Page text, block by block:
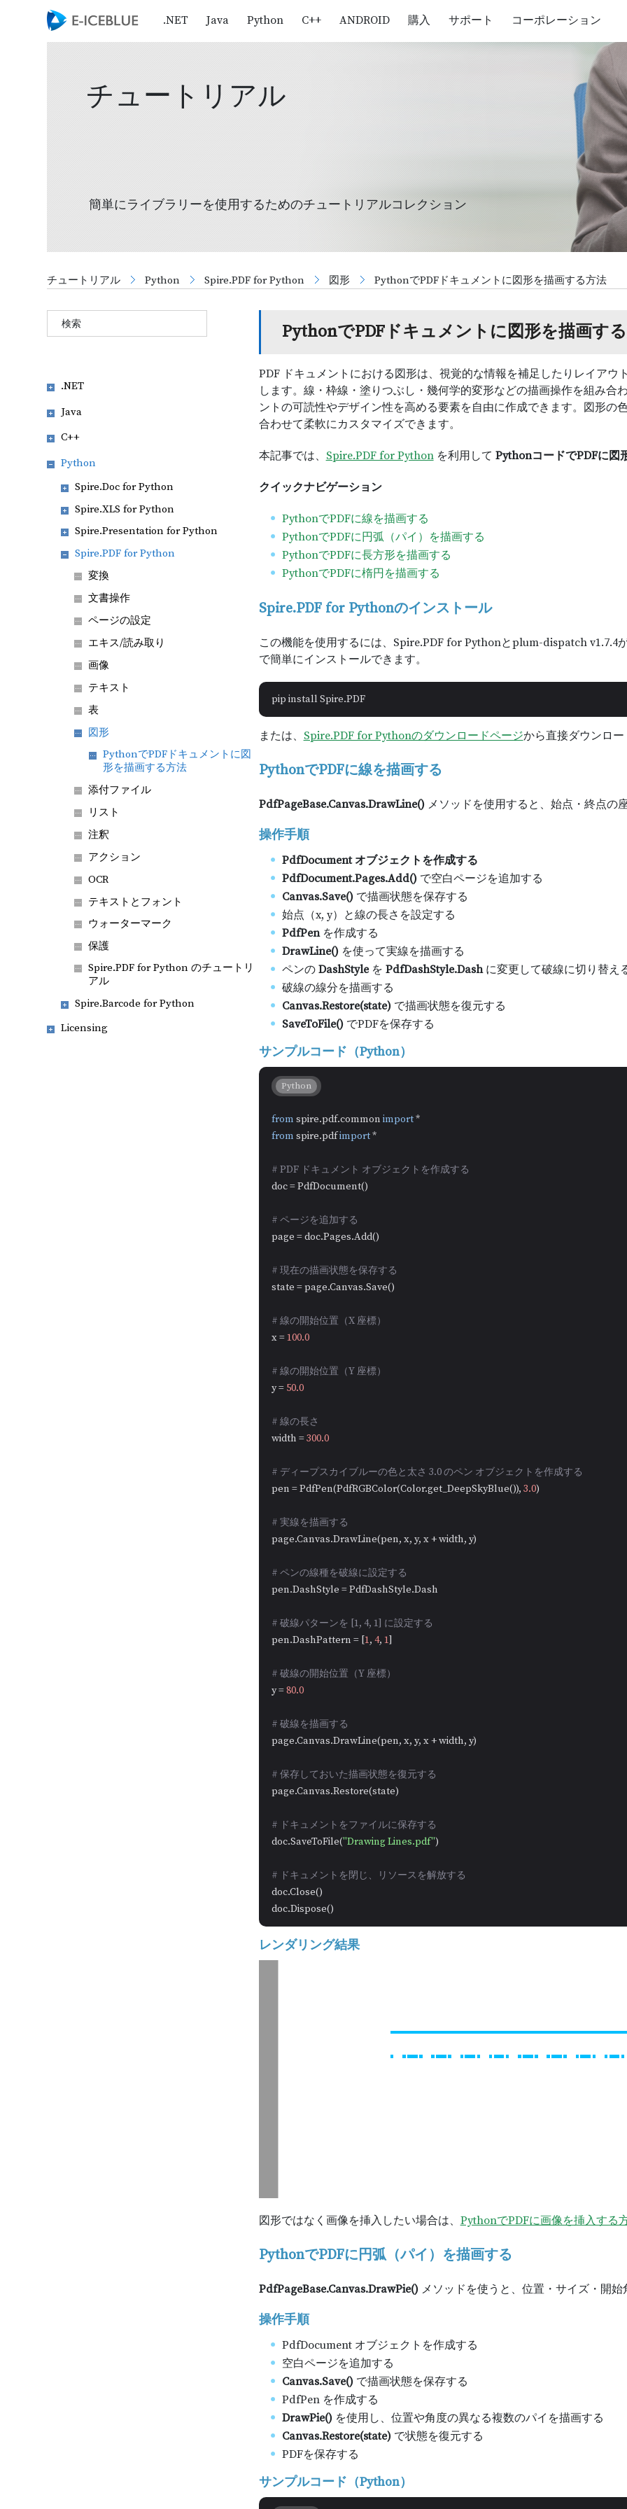
.NET Java Python C++ ANDROID 購入 サポート コーポレーション
チュートリアル
簡単にライブラリーを使用するためのチュートリアルコレクション
チュートリアル Python Spire.PDF for Python 図形 PythonでPDFドキュメントに図形を描画する方法
PythonでPDFドキュメントに図形を描画す
PDF ドキュメントにおける図形は、視覚的な情報を補足したりレイア
します。線・枠線・塗りつぶし・幾何学的変形などの描画操作を組み合
ントの可読性やデザイン性を高める要素を自由に作成できます。図形の
合わせて柔軟にカスタマイズできます。
本記事では、 Spire.PDF for Pythonを利用して PythonコードでPDFに図
クイックナビゲーション
PythonでPDFに線を描画する
PythonでPDFに円弧（パイ）を描画する
PythonでPDFに長方形を描画する
PythonでPDFに楕円を描画する
Spire.PDF for Pythonのインストール
この機能を使用するには、Spire.PDF for Pythonとplum-dispatch v1.7.4
で簡単にインストールできます。
pip install Spire.PDF
または、 Spire.PDF for Pythonのダウンロードページから直接ダウンロー
PythonでPDFに線を描画する
PdfPageBase.Canvas.DrawLine()メソッドを使用すると、始点・終点の
操作手順
PdfDocument オブジェクトを作成する
PdfDocument.Pages.Add()で空白ページを追加する
Canvas.Save()で描画状態を保存する
始点（x, y）と線の長さを設定する
PdfPenを作成する
DrawLine()を使って実線を描画する
ペンの DashStyleを PdfDashStyle.Dashに変更して破線に切り替え
破線の線分を描画する
Canvas.Restore(state)で描画状態を復元する
SaveToFile()でPDFを保存する
サンプルコード（Python）
Python
from spire.pdf.common import *
from spire.pdf import *
# PDF ドキュメント オブジェクトを作成する
doc = PdfDocument()
# ページを追加する
page = doc.Pages.Add()
# 現在の描画状態を保存する
state = page.Canvas.Save()
# 線の開始位置（X 座標）
x = 100.0
# 線の開始位置（Y 座標）
y = 50.0
# 線の長さ
width = 300.0
# ディープスカイブルーの色と太さ 3.0 のペン オブジェクトを作成する
pen = PdfPen(PdfRGBColor(Color.get_DeepSkyBlue()), 3.0)
# 実線を描画する
page.Canvas.DrawLine(pen, x, y, x + width, y)
# ペンの線種を破線に設定する
pen.DashStyle = PdfDashStyle.Dash
# 破線パターンを [1, 4, 1] に設定する
pen.DashPattern = [1, 4, 1]
# 破線の開始位置（Y 座標）
y = 80.0
# 破線を描画する
page.Canvas.DrawLine(pen, x, y, x + width, y)
# 保存しておいた描画状態を復元する
page.Canvas.Restore(state)
# ドキュメントをファイルに保存する
doc.SaveToFile("Drawing Lines.pdf")
# ドキュメントを閉じ、リソースを解放する
doc.Close()
レンダリング結果
図形ではなく画像を挿入したい場合は、 PythonでPDFに画像を挿入する
PythonでPDFに円弧（パイ）を描画する
PdfPageBase.Canvas.DrawPie()メソッドを使うと、位置・サイズ・開始
操作手順
PdfDocument オブジェクトを作成する
空白ページを追加する
Canvas.Save()で描画状態を保存する
PdfPen を作成する
DrawPie()を使用し、位置や角度の異なる複数のパイを描画する
Canvas.Restore(state)で状態を復元する
PDFを保存する
サンプルコード（Python）
.NET
Java
C++
Python
Spire.Doc for Python
Spire.XLS for Python
Spire.Presentation for Python
Spire.PDF for Python
変換
文書操作
ページの設定
エキス/読み取り
画像
テキスト
表
図形
PythonでPDFドキュメントに図
形を描画する方法
添付ファイル
リスト
注釈
アクション
OCR
テキストとフォント
ウォーターマーク
保護
Spire.PDF for Python のチュートリ
アル
Spire.Barcode for Python
Licensing